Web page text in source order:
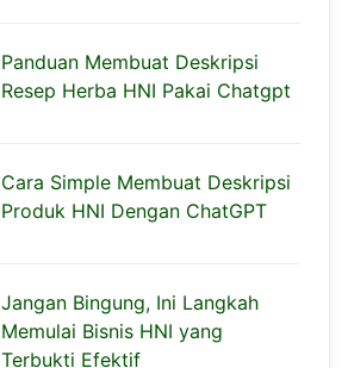
Panduan Membuat Deskripsi
Resep Herba HNI Pakai Chatgpt
Cara Simple Membuat Deskripsi
Produk HNI Dengan ChatGPT
Jangan Bingung, Ini Langkah
Memulai Bisnis HNI yang
Terbukti Efektif